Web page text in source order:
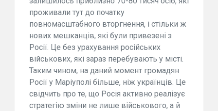
проживали тут до початку
повномасштабного вторгнення, і стільки ж
нових мешканців, які були привезені з
Росії. Це без урахування російських
військових, які зараз перебувають у місті.
Таким чином, на даний момент громадян
Росії у Маріуполі більше, ніж українців. Це
свідчить про те, що Росія активно реалізує
стратегію зміни не лише військового, а й